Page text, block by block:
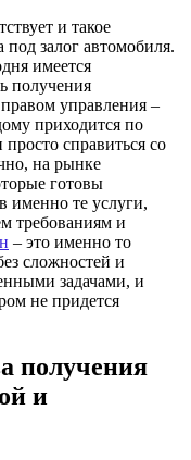
и такое
залог автомобиля.
имеется
получения
управления –
приходится по
справиться со
на рынке
готовы
именно те услуги,
требованиям и
– это именно то
сложностей и
задачами, и
не придется
получения
и